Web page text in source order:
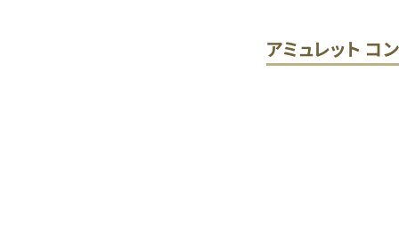
アミュレット コ